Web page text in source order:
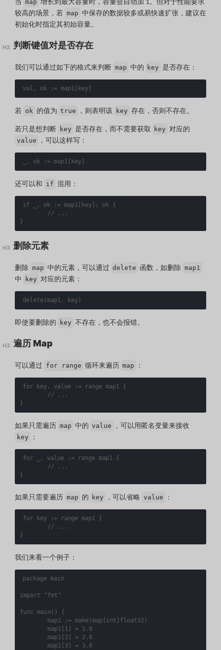
map
较高的场景，若 map 中保存的数据较多或易快速扩张，建议在
初始化时指定其初始容量。
判断键值对是否存在
我们可以通过如下的格式来判断 map 中的 key 是否存在：
val , ok := map1[ key]
若 ok 的值为 true ，则表明该 key 存在，否则不存在。
若只是想判断 key 是否存在，而不需要获取 key 对应的
value ，可以这样写：
, ok := map1[ key]
还可以和 if 混用：
if , ok := map1[ key]; ok {
}
删除元素
删除 map 中的元素，可以通过 delete 函数，如删除 map1
中 key 对应的元素：
delete( map1, key)
即使要删除的 key 不存在，也不会报错。
遍历 Map
可以通过 for range 循环来遍历 map ：
for key, value := range map1 {
}
如果只需遍历 map 中的 value ，可以用匿名变量来接收
key ：
for , value := range map1 {
}
如果只需要遍历 map 的 key ，可以省略 value ：
for key := range map1 {
}
我们来看一个例子：
package main
import "fmt"
func main ()
{
map1
:= make( map int float32 )
map1 1 = 1.0
map1 2 = 2.0
map1 3 = 3.0